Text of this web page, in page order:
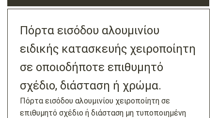
Πόρτα εισόδου αλουμινίου
ειδικής κατασκευής χειροποίητη
σε οποιοδήποτε επιθυμητό
σχέδιο, διάσταση ή χρώμα.
Πόρτα εισόδου αλουμινίου χειροποίητη σε
επιθυμητό σχέδιο ή διάσταση μη τυποποιημένη